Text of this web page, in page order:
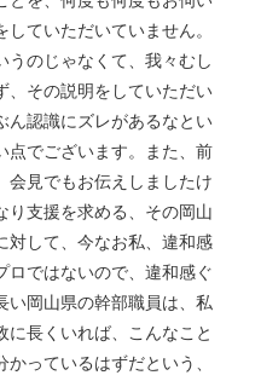
ていただいていません。
うのじゃなくて、我々むし
、その説明をしていただい
ん認識にズレがあるなとい
点でございます。また、前
会見でもお伝えしましたけ
り支援を求める、その岡山
対して、今なお私、違和感
ロではないので、違和感ぐ
い岡山県の幹部職員は、私
に長くいれば、こんなこと
っているはずだという、